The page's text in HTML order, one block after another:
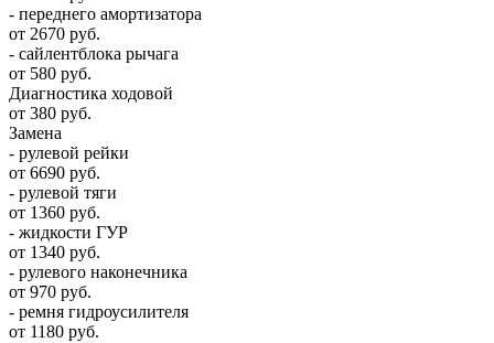
- переднего амортизатора
от 2670 руб.
- сайлентблока рычага
от 580 руб.
Диагностика ходовой
от 380 руб.
Замена
- рулевой рейки
от 6690 руб.
- рулевой тяги
от 1360 руб.
- жидкости ГУР
от 1340 руб.
- рулевого наконечника
от 970 руб.
- ремня гидроусилителя
от 1180 руб.